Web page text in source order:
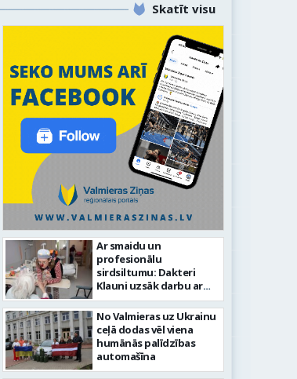
Skatīt visu
notikumiem
diena
Ar smaidu un
profesionālu
sirdsiltumu: Dakteri
Klauni uzsāk darbu ar
senioriem Vidzemes
slimnīcā
No Valmieras uz Ukrainu
ceļā dodas vēl viena
humānās palīdzības
automašīna